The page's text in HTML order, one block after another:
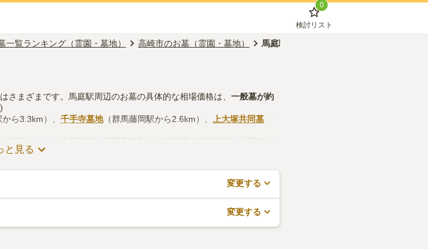
0
検討リスト
一覧ランキング（霊園・墓地） 高崎市のお墓（霊園・墓地） 馬庭駅のお墓（霊園・墓地）
まざまです。馬庭駅周辺のお墓の具体的な相場価格は、 一般墓が約
ら3.3km）、 千手寺墓地（群馬藤岡駅から2.6km）、
上大塚共同墓
確認しつつ、法要施設や管理事務所などの設備や管理体制、近隣での
請求や見学予約が無料でできますので、活用してみてください。
と見る
変更する
変更する